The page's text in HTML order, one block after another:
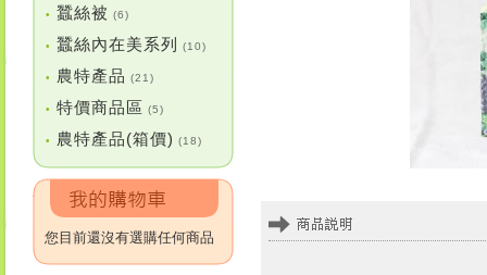
• 蠶絲被 (6)
• 蠶絲內在美系列 (10)
• 農特產品 (21)
• 特價商品區 (5)
• 農特產品(箱價) (18)
您目前還沒有選購任何商品